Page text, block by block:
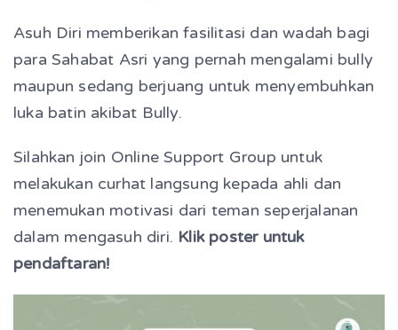
Asuh Diri memberikan fasilitasi dan wadah bagi
para Sahabat Asri yang pernah mengalami bully
maupun sedang berjuang untuk menyembuhkan
luka batin akibat Bully.
Silahkan join Online Support Group untuk
melakukan curhat langsung kepada ahli dan
menemukan motivasi dari teman seperjalanan
dalam mengasuh diri. Klik poster untuk
pendaftaran!